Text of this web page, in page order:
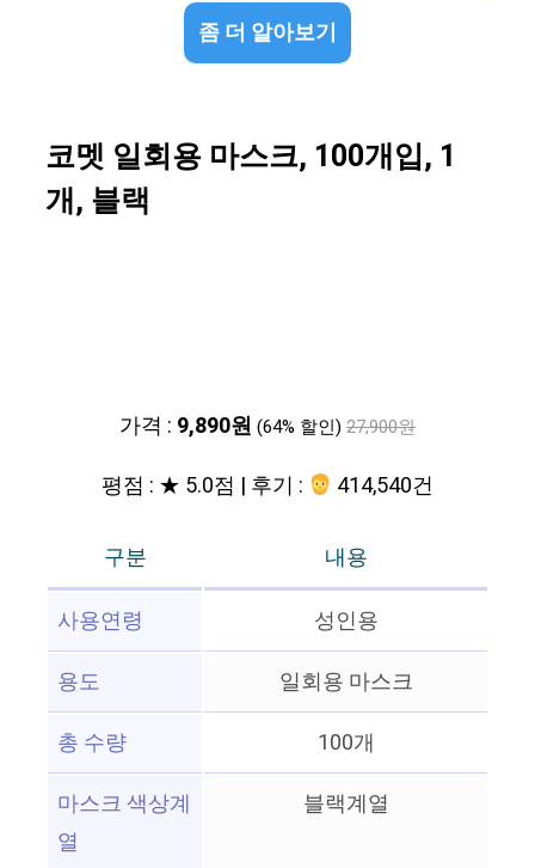
좀 더 알아보기
코멧 일회용 마스크, 100개입, 1
개, 블랙
가격 : 9,890원 (64% 할인) 27,900원
평점 : ★ 5.0점 | 후기 : 414,540건
구분
내용
사용연령
성인용
용도
일회용 마스크
총 수량
100개
마스크 색상계
열
블랙계열